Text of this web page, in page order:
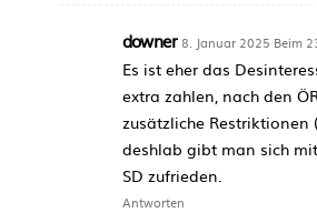
downer 8. Januar 2025 Beim
Es ist eher das
extra zahlen, nach den
zusätzliche Restriktionen
deshlab gibt man sich
SD zufrieden.
Antworten